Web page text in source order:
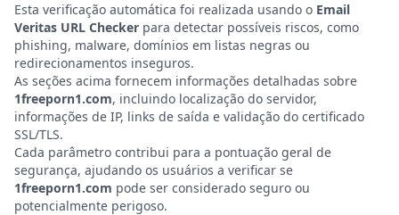
Esta verificação automática foi realizada usando o Email
Veritas URL Checker para detectar possíveis riscos, como
phishing, malware, domínios em listas negras ou
redirecionamentos inseguros.
As seções acima fornecem informações detalhadas sobre
1freeporn1.com, incluindo localização do servidor,
informações de IP, links de saída e validação do certificado
SSL/TLS.
Cada parâmetro contribui para a pontuação geral de
segurança, ajudando os usuários a verificar se
1freeporn1.com pode ser considerado seguro ou
potencialmente perigoso.